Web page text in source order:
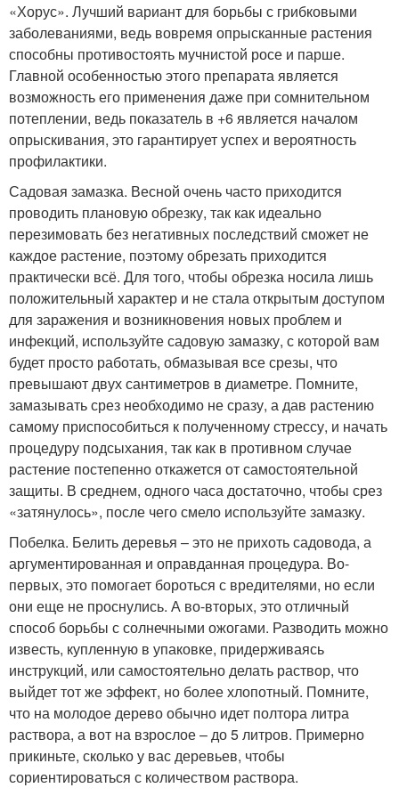
«Хорус». Лучший вариант для борьбы с грибковыми
заболеваниями, ведь вовремя опрысканные растения
способны противостоять мучнистой росе и парше.
Главной особенностью этого препарата является
возможность его применения даже при сомнительном
потеплении, ведь показатель в +6 является началом
опрыскивания, это гарантирует успех и вероятность
профилактики.
Садовая замазка. Весной очень часто приходится
проводить плановую обрезку, так как идеально
перезимовать без негативных последствий сможет не
каждое растение, поэтому обрезать приходится
практически всё. Для того, чтобы обрезка носила лишь
положительный характер и не стала открытым доступом
для заражения и возникновения новых проблем и
инфекций, используйте садовую замазку, с которой вам
будет просто работать, обмазывая все срезы, что
превышают двух сантиметров в диаметре. Помните,
замазывать срез необходимо не сразу, а дав растению
самому приспособиться к полученному стрессу, и начать
процедуру подсыхания, так как в противном случае
растение постепенно откажется от самостоятельной
защиты. В среднем, одного часа достаточно, чтобы срез
«затянулось», после чего смело используйте замазку.
Побелка. Белить деревья – это не прихоть садовода, а
аргументированная и оправданная процедура. Во-
первых, это помогает бороться с вредителями, но если
они еще не проснулись. А во-вторых, это отличный
способ борьбы с солнечными ожогами. Разводить можно
известь, купленную в упаковке, придерживаясь
инструкций, или самостоятельно делать раствор, что
выйдет тот же эффект, но более хлопотный. Помните,
что на молодое дерево обычно идет полтора литра
раствора, а вот на взрослое – до 5 литров. Примерно
прикиньте, сколько у вас деревьев, чтобы
сориентироваться с количеством раствора.